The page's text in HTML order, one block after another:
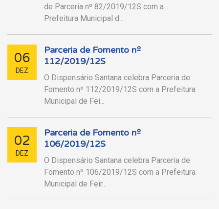
de Parceria nº 82/2019/12S com a
Prefeitura Municipal d...
06
DEZ
Parceria de Fomento nº
112/2019/12S
O Dispensário Santana celebra Parceria de
Fomento nº 112/2019/12S com a Prefeitura
Municipal de Fei...
02
DEZ
Parceria de Fomento nº
106/2019/12S
O Dispensário Santana celebra Parceria de
Fomento nº 106/2019/12S com a Prefeitura
Municipal de Feir...